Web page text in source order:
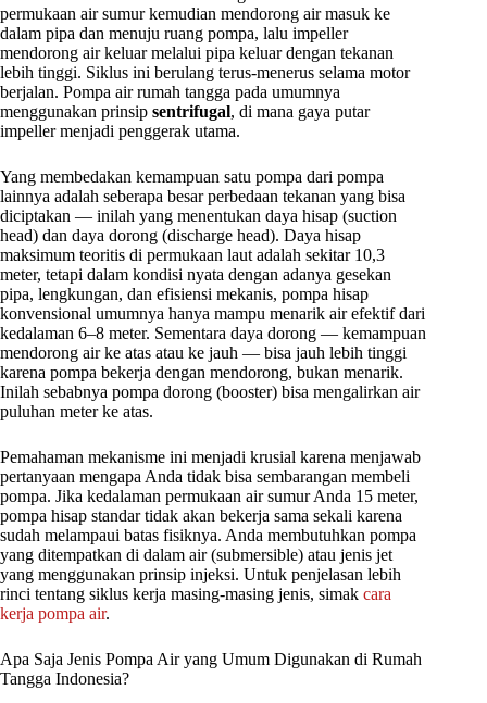
permukaan air sumur kemudian mendorong air masuk ke
dalam pipa dan menuju ruang pompa, lalu impeller
mendorong air keluar melalui pipa keluar dengan tekanan
lebih tinggi. Siklus ini berulang terus-menerus selama motor
berjalan. Pompa air rumah tangga pada umumnya
menggunakan prinsip sentrifugal, di mana gaya putar
impeller menjadi penggerak utama.
Yang membedakan kemampuan satu pompa dari pompa
lainnya adalah seberapa besar perbedaan tekanan yang bisa
diciptakan — inilah yang menentukan daya hisap (suction
head) dan daya dorong (discharge head). Daya hisap
maksimum teoritis di permukaan laut adalah sekitar 10,3
meter, tetapi dalam kondisi nyata dengan adanya gesekan
pipa, lengkungan, dan efisiensi mekanis, pompa hisap
konvensional umumnya hanya mampu menarik air efektif dari
kedalaman 6–8 meter. Sementara daya dorong — kemampuan
mendorong air ke atas atau ke jauh — bisa jauh lebih tinggi
karena pompa bekerja dengan mendorong, bukan menarik.
Inilah sebabnya pompa dorong (booster) bisa mengalirkan air
puluhan meter ke atas.
Pemahaman mekanisme ini menjadi krusial karena menjawab
pertanyaan mengapa Anda tidak bisa sembarangan membeli
pompa. Jika kedalaman permukaan air sumur Anda 15 meter,
pompa hisap standar tidak akan bekerja sama sekali karena
sudah melampaui batas fisiknya. Anda membutuhkan pompa
yang ditempatkan di dalam air (submersible) atau jenis jet
yang menggunakan prinsip injeksi. Untuk penjelasan lebih
rinci tentang siklus kerja masing-masing jenis, simak cara
kerja pompa air.
Apa Saja Jenis Pompa Air yang Umum Digunakan di Rumah
Tangga Indonesia?